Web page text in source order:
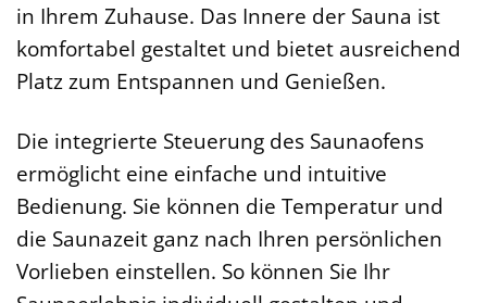
in Ihrem Zuhause. Das Innere der Sauna ist
komfortabel gestaltet und bietet ausreichend
Platz zum Entspannen und Genießen.
Die integrierte Steuerung des Saunaofens
ermöglicht eine einfache und intuitive
Bedienung. Sie können die Temperatur und
die Saunazeit ganz nach Ihren persönlichen
Vorlieben einstellen. So können Sie Ihr